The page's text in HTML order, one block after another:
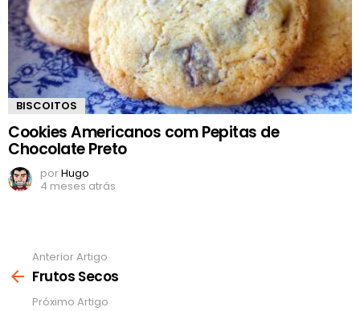
BISCOITOS
Cookies Americanos com Pepitas de
Chocolate Preto
porHugo
4 meses atrás
mais
Anterior Artigo
Frutos Secos
Próximo Artigo